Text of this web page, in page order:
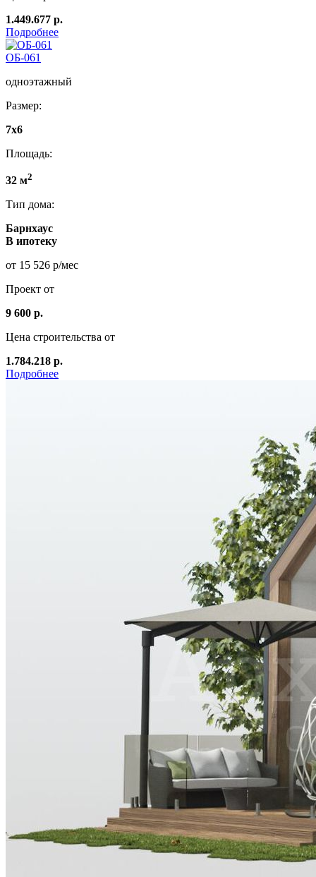
1.449.677 р.
Подробнее
ОБ-061
одноэтажный
Размер:
7x6
Площадь:
32 м2
Тип дома:
Барнхаус
В ипотеку
от 15 526 р/мес
Проект от
9 600 р.
Цена строительства от
1.784.218 р.
Подробнее